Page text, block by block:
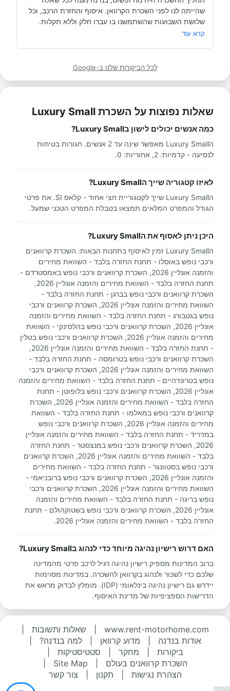
תודה אבי!
מאוד מומלץ לכל מי שרוצה לעשות חופשה בקרוואן.
קרא עוד
לכל הביקורות שלנו ב-Google
שאלות נפוצות על השכרת Luxury Small
כמה אנשים יכולים לישון בLuxury Small?
הLuxury Small מאפשר שינה עד 2 אנשים. חגורות בטיחות
לנסיעה - קדמיות: 2, אחוריות: 0.
לאיזו קטגוריה שייך הLuxury Small?
הLuxury Small שייך לקטגוריית חצי אחוד - קלאס SI. את פרטי
הגודל והמפרט המלאים תמצאו בטבלת המפרט הטכני שמעל.
היכן ניתן לאסוף את הLuxury Small?
הLuxury Small זמין לאיסוף בתחנות הבאות: השכרת קרוואנים
ורכבי נופש באוסלו - תחנת החזרה בלבד - השוואת מחירים
והזמנה אונליין 2026, השכרת קרוואנים ורכבי נופש באמסטרדם -
תחנת החזרה בלבד - השוואת מחירים והזמנה אונליין 2026,
השכרת קרוואנים ורכבי נופש בברגן - תחנת החזרה בלבד -
השוואת מחירים והזמנה אונליין 2026, השכרת קרוואנים ורכבי
נופש בגטבורג - תחנת החזרה בלבד - השוואת מחירים והזמנה
אונליין 2026, השכרת קרוואנים ורכבי נופש בהלסינקי - השוואת
מחירים והזמנה אונליין 2026, השכרת קרוואנים ורכבי נופש בטלין
- תחנת החזרה בלבד - השוואת מחירים והזמנה אונליין 2026,
השכרת קרוואנים ורכבי נופש בטרומסה - תחנת החזרה בלבד -
השוואת מחירים והזמנה אונליין 2026, השכרת קרוואנים ורכבי
נופש בטרונדהיים - תחנת החזרה בלבד - השוואת מחירים והזמנה
אונליין 2026, השכרת קרוואנים ורכבי נופש בלופוטן - תחנת
החזרה בלבד - השוואת מחירים והזמנה אונליין 2026, השכרת
קרוואנים ורכבי נופש במאלמו - תחנת החזרה בלבד - השוואת
מחירים והזמנה אונליין 2026, השכרת קרוואנים ורכבי נופש
במדריד - תחנת החזרה בלבד - השוואת מחירים והזמנה אונליין
2026, השכרת קרוואנים ורכבי נופש במנצסטר - תחנת החזרה
בלבד - השוואת מחירים והזמנה אונליין 2026, השכרת קרוואנים
ורכבי נופש בסטוונגר - תחנת החזרה בלבד - השוואת מחירים
והזמנה אונליין 2026, השכרת קרוואנים ורכבי נופש ברובניאמי -
השוואת מחירים והזמנה אונליין 2026, השכרת קרוואנים ורכבי
נופש בריגה - תחנת החזרה בלבד - השוואת מחירים והזמנה
אונליין 2026, השכרת קרוואנים ורכבי נופש בשטוקהולם - תחנת
החזרה בלבד - השוואת מחירים והזמנה אונליין 2026.
האם דרוש רישיון נהיגה מיוחד כדי לנהוג בLuxury Small?
ברוב המדינות מספיק רישיון נהיגה רגיל לרכב פרטי מהמדינה
שלכם כדי לשכור ולנהוג בקרוואן להשכרה. במדינות מסוימות
יידרש גם רישיון נהיגה בינלאומי (IDP). מומלץ לבדוק מראש את
הדרישות הספציפיות של מדינת האיסוף.
www.rent-motorhome.com שאלות ותשובות
אודות בנדנה
מדוע קרוואן למה בנדנה?
ביקורות
מחקר סטטיסטיקות
השכרת קרוואנים בעולם
Site Map
הצהרת נגישות
תקנון צור קשר